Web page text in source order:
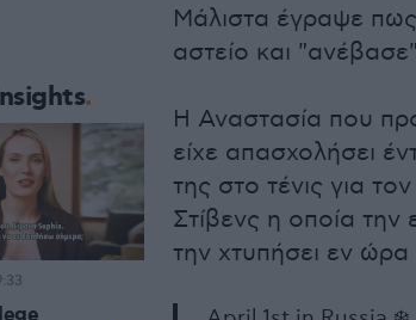
Μάλιστα έγραψε πως
αστείο και
Η Αναστασία που
είχε απασχολήσει
της στο τένις για
Στίβενς η οποία την
την χτυπήσει εν